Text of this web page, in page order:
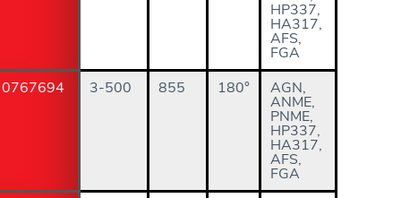
HP337,
HA317,
AFS,
FGA
0767694
3-500 855 180° AGN,
ANME,
PNME,
HP337,
HA317,
AFS,
FGA